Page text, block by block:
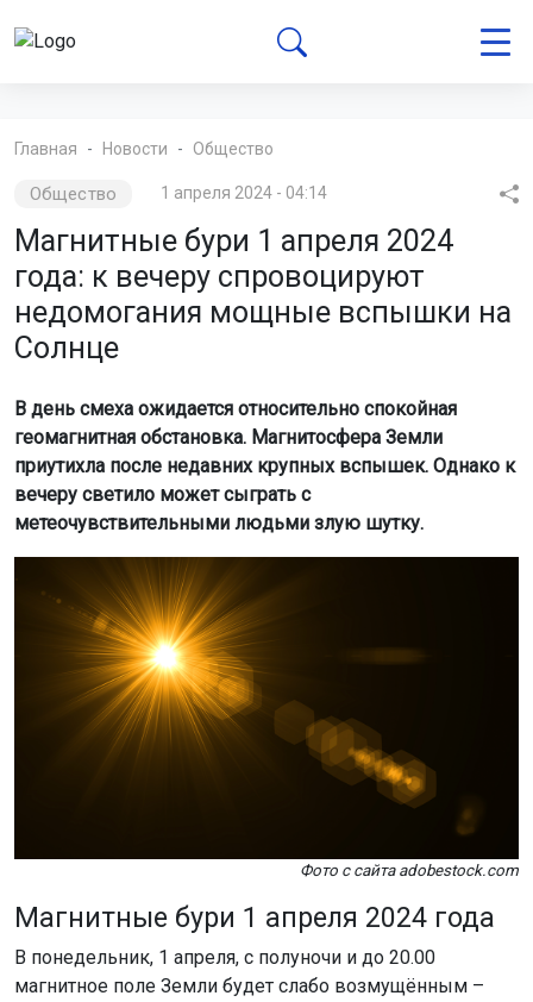
Главная Новости Общество
Общество 1 апреля 2024 - 04:14
Магнитные бури 1 апреля 2024
года: к вечеру спровоцируют
недомогания мощные вспышки на
Солнце
В день смеха ожидается относительно спокойная
геомагнитная обстановка. Магнитосфера Земли
приутихла после недавних крупных вспышек. Однако к
вечеру светило может сыграть с
метеочувствительными людьми злую шутку.
Фото с сайта adobestock.com
Магнитные бури 1 апреля 2024 года
В понедельник, 1 апреля, с полуночи и до 20.00
магнитное поле Земли будет слабо возмущённым –